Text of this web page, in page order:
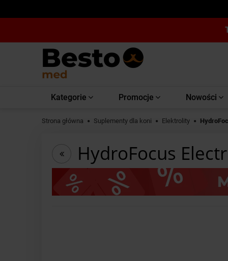
Kategorie Promocje Nowości
Strona główna Suplementy dla koni Elektrolity
HydroFocus